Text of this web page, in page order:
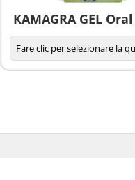
KAMAGRA GEL